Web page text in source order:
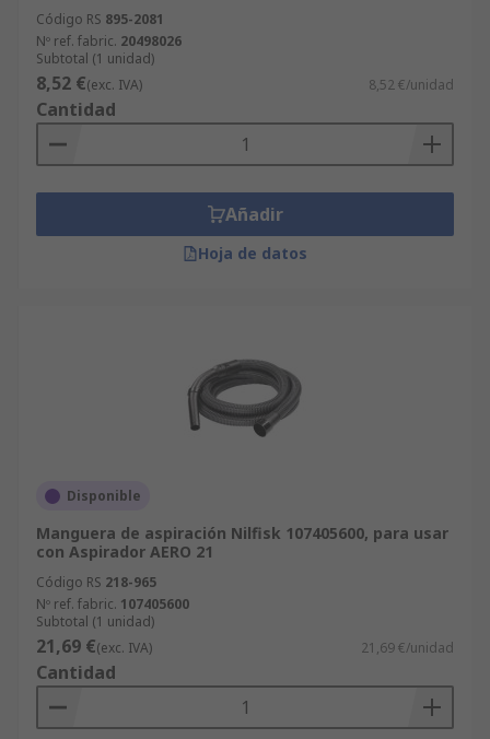
Código RS 895-2081
Nº ref. fabric. 20498026
Subtotal (1 unidad)
8,52 €(exc. IVA) 8,52 €/unidad
Cantidad
Añadir
Hoja de datos
Disponible
Manguera de aspiración Nilfisk 107405600, para usar
con Aspirador AERO 21
Código RS 218-965
Nº ref. fabric. 107405600
Subtotal (1 unidad)
21,69 €(exc. IVA) 21,69 €/unidad
Cantidad